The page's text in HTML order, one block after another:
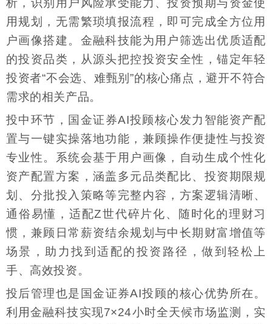
析，识别用户风险承受能力、投资预期与资金使
用规划，无需繁琐填报流程，即可完成全方位用
户画像搭建。金融科技能为用户筛选出优质适配
的投资品类，从源头把控投资安全性，锚定年轻
投资者“不会选、难甄别”的核心痛点，避开不符合
需求的相关产品。
投中环节，国金证券AI投顾核心发力智能资产配
置与一键实操落地功能，兼顾操作便捷性与投资
专业性。系统会基于用户画像，自动生成个性化
资产配置方案，涵盖多元品类配比、投资期限规
划、分批投入策略等完整内容，方案逻辑清晰、
通俗易懂，适配Z世代碎片化、随时化的理财习
惯，兼顾日常薪资结余规划与中长期财富增值等
场景，助力找到适配的投资路径，做到轻松上
手、高效投资。
投后管理也是国金证券AI投顾的核心优势所在。
利用金融科技实现7×24小时全天候市场监测，实